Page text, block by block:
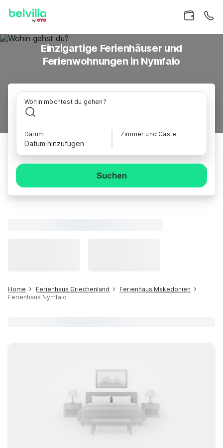
Einzigartige Ferienhäuser und
Ferienwohnungen in Nymfaio
Wohin möchtest du gehen?
Datum
Datum hinzufügen
Zimmer und Gäste
Suchen
Home Ferienhaus Griechenland
Ferienhaus Makedonien
Ferienhaus Nymfaio